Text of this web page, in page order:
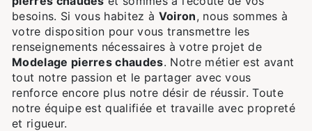
besoins. Si vous habitez à Voiron, nous sommes à
votre disposition pour vous transmettre les
renseignements nécessaires à votre projet de
Modelage pierres chaudes. Notre métier est avant
tout notre passion et le partager avec vous
renforce encore plus notre désir de réussir. Toute
notre équipe est qualifiée et travaille avec propreté
et rigueur.